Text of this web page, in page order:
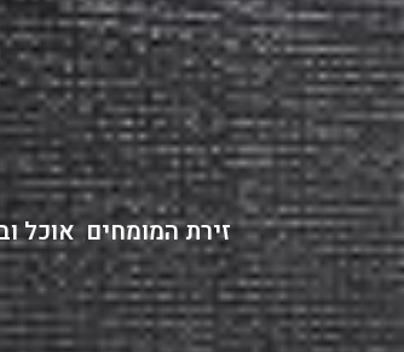
זירת המומחים, אוכל